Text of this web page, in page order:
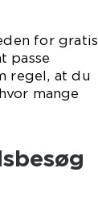
for gratis
passe
regel, at du
mange